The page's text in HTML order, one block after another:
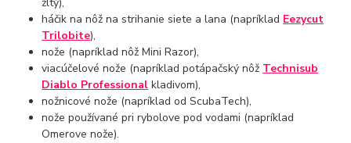
žltý),
háčik na nôž na strihanie siete a lana (napríklad Eezycut
Trilobite),
nože (napríklad nôž Mini Razor),
viacúčelové nože (napríklad potápačský nôž Technisub
Diablo Professional kladivom),
nožnicové nože (napríklad od ScubaTech),
nože používané pri rybolove pod vodami (napríklad
Omerove nože).